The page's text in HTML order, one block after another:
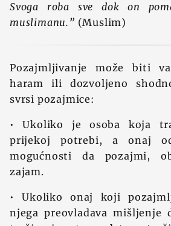
Svoga roba sve dok on
muslimanu.” (Muslim)
Pozajmljivanje može biti
haram ili dozvoljeno
svrsi pozajmice:
• Ukoliko je osoba koja
prijekoj potrebi, a onaj
mogućnosti da pozajmi,
zajam.
• Ukoliko onaj koji
njega preovladava mišljenje